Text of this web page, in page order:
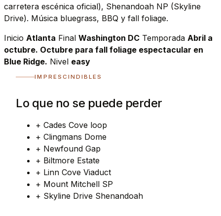
carretera escénica oficial), Shenandoah NP (Skyline
Drive). Música bluegrass, BBQ y fall foliage.
Inicio Atlanta Final Washington DC Temporada Abril a
octubre. Octubre para fall foliage espectacular en
Blue Ridge. Nivel easy
IMPRESCINDIBLES
Lo que no se puede perder
+ Cades Cove loop
+ Clingmans Dome
+ Newfound Gap
+ Biltmore Estate
+ Linn Cove Viaduct
+ Mount Mitchell SP
+ Skyline Drive Shenandoah